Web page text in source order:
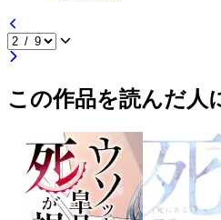
この作品を読んだ人